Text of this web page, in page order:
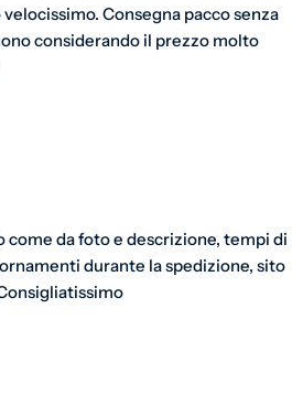
Consegna pacco senza
considerando il prezzo molto
da foto e descrizione, tempi di
durante la spedizione, sito